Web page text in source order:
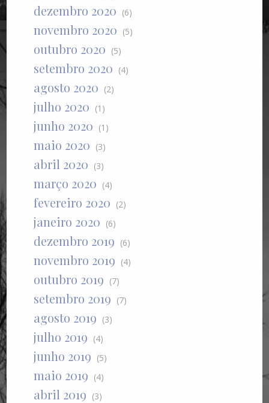
dezembro 2020 (6)
novembro 2020 (5)
outubro 2020 (5)
setembro 2020 (4)
agosto 2020 (2)
julho 2020 (1)
junho 2020 (1)
maio 2020 (3)
abril 2020 (3)
março 2020 (4)
fevereiro 2020 (2)
janeiro 2020 (6)
dezembro 2019 (6)
novembro 2019 (4)
outubro 2019 (7)
setembro 2019 (7)
agosto 2019 (3)
julho 2019 (4)
junho 2019 (5)
maio 2019 (4)
abril 2019 (3)